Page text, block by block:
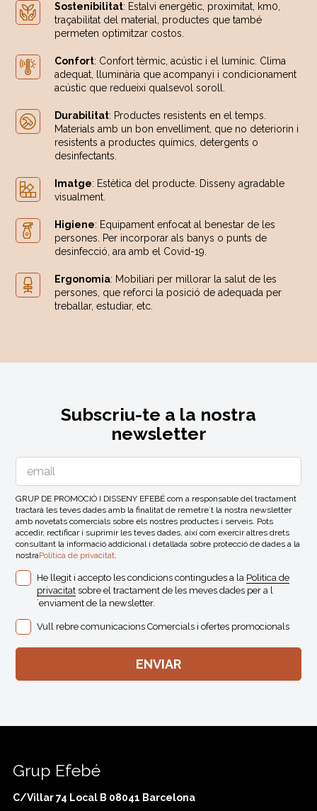
Sostenibilitat: Estalvi energètic, proximitat, km0,
traçabilitat del material, productes que també
permeten optimitzar costos.
Confort: Confort tèrmic, acústic i el lumínic. Clima
adequat, lluminària que acompanyi i condicionament
acústic que redueixi qualsevol soroll.
Durabilitat: Productes resistents en el temps.
Materials amb un bon envelliment, que no deteriorin i
resistents a productes químics, detergents o
desinfectants.
Imatge: Estètica del producte. Disseny agradable
visualment.
Higiene: Equipament enfocat al benestar de les
persones. Per incorporar als banys o punts de
desinfecció, ara amb el Covid-19.
Ergonomia: Mobiliari per millorar la salut de les
persones, que reforci la posició de adequada per
treballar, estudiar, etc.
Subscriu-te a la nostra
newsletter
GRUP DE PROMOCIÓ I DISSENY EFEBÉ com a responsable del tractament
tractarà les teves dades amb la finalitat de remetre´t la nostra newsletter
amb novetats comercials sobre els nostres productes i serveis. Pots
accedir, rectificar i suprimir les teves dades, així com exercir altres drets
consultant la informació addicional i detallada sobre protecció de dades a la
nostraPolitica de privacitat.
He llegit i accepto les condicions contingudes a la Politica de
privacitat sobre el tractament de les meves dades per a l
´enviament de la newsletter.
Vull rebre comunicacions Comercials i ofertes promocionals
Grup Efebé
C/Villar 74 Local B 08041 Barcelona